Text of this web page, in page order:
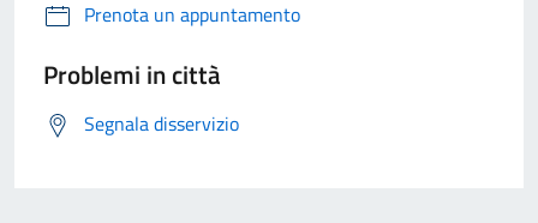
Prenota un appuntamento
Problemi in città
Segnala disservizio